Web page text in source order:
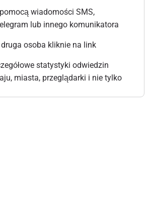
wiadomości SMS,
lub innego komunikatora
osoba kliknie na link
statystyki odwiedzin
miasta, przeglądarki i nie tylko